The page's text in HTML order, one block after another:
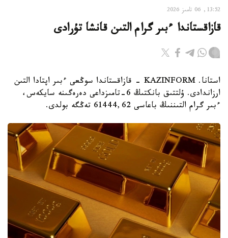
13:52, 06 تامىز 2026
قازاقستاندا ءبىر گرام التىن قانشا تۇرادى
استانا. KAZINFORM - قازاقستاندا سوڭعى ءبىر اپتادا التىن
ارزاندادى. ۇلتتىق بانكتىڭ 6-تامىزداعى دەرەگىنە سايكەس،
ءبىر گرام التىننىڭ باعاسى 61444,62 تەڭگە بولدى.